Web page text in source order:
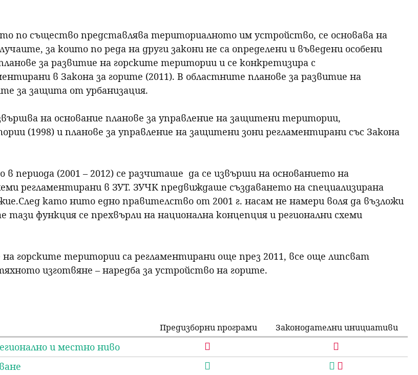
по същество представлява териториалното им устройство, се основава на
за които по реда на други закони не са определени и въведени особени
за развитие на горските територии и се конкретизира с
в Закона за горите (2011). В областните планове за развитие на
за защита от урбанизация.
на основание планове за управление на защитени територии,
(1998) и планове за управление на защитени зони регламентирани със Закона
периода (2001 – 2012) се разчиташе да се извърши на основанието на
регламентирани в ЗУТ. ЗУЧК предвиждаше създаването на специализирана
като нито едно правителство от 2001 г. насам не намери воля да възложи
функция се прехвърли на национална концепция и регионални схеми
горските територии са регламентирани още през 2011, все още липсват
изготвяне – наредба за устройство на горите.
Предизборни програми Законодателни инициативи
и местно ниво